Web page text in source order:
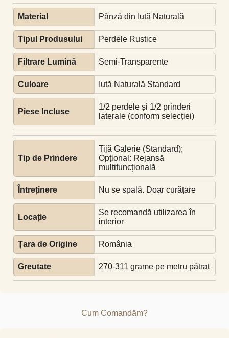
Material Pânză din Iută Naturală
Tipul Produsului Perdele Rustice
Filtrare Lumină Semi-Transparente
Culoare Iută Naturală Standard
Piese Incluse
1/2 perdele și 1/2 prinderi
laterale (conform selecției)
Tip de Prindere
Tijă Galerie (Standard);
Opțional: Rejansă
multifuncțională
Întreținere Nu se spală. Doar curățare
Locație
Se recomandă utilizarea în
interior
Țara de Origine România
Greutate 270-311 grame pe metru pătrat
Cum Comandăm?